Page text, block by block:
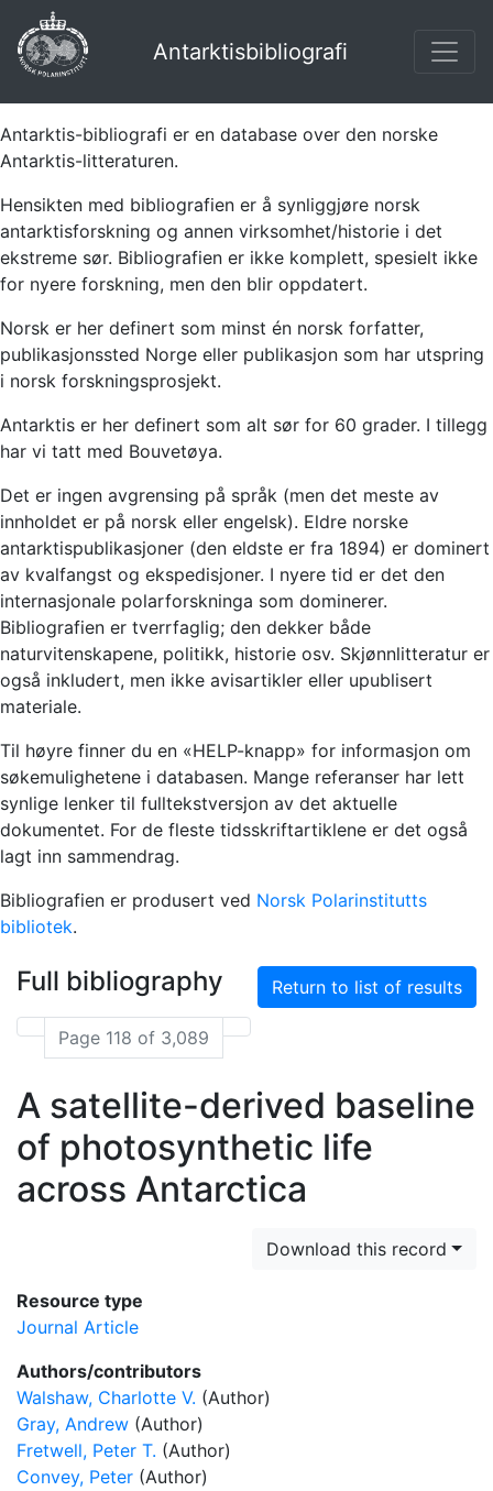
Antarktisbibliografi
Antarktis-bibliografi er en database over den norske
Antarktis-litteraturen.
Hensikten med bibliografien er å synliggjøre norsk
antarktisforskning og annen virksomhet/historie i det
ekstreme sør. Bibliografien er ikke komplett, spesielt ikke
for nyere forskning, men den blir oppdatert.
Norsk er her definert som minst én norsk forfatter,
publikasjonssted Norge eller publikasjon som har utspring
i norsk forskningsprosjekt.
Antarktis er her definert som alt sør for 60 grader. I tillegg
har vi tatt med Bouvetøya.
Det er ingen avgrensing på språk (men det meste av
innholdet er på norsk eller engelsk). Eldre norske
antarktispublikasjoner (den eldste er fra 1894) er dominert
av kvalfangst og ekspedisjoner. I nyere tid er det den
internasjonale polarforskninga som dominerer.
Bibliografien er tverrfaglig; den dekker både
naturvitenskapene, politikk, historie osv. Skjønnlitteratur er
også inkludert, men ikke avisartikler eller upublisert
materiale.
Til høyre finner du en «HELP-knapp» for informasjon om
søkemulighetene i databasen. Mange referanser har lett
synlige lenker til fulltekstversjon av det aktuelle
dokumentet. For de fleste tidsskriftartiklene er det også
lagt inn sammendrag.
Bibliografien er produsert ved Norsk Polarinstitutts
bibliotek.
Full bibliography Return to list of results
Page 118 of 3,089
A satellite-derived baseline
of photosynthetic life
across Antarctica
Download this record
Resource type
Journal Article
Authors/contributors
Walshaw, Charlotte V. (Author)
Gray, Andrew (Author)
Fretwell, Peter T. (Author)
Convey, Peter (Author)